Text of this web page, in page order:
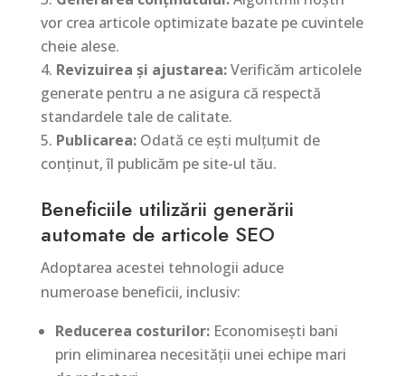
vor crea articole optimizate bazate pe cuvintele
cheie alese.
Revizuirea și ajustarea:Verificăm articolele
generate pentru a ne asigura că respectă
standardele tale de calitate.
Publicarea:Odată ce ești mulțumit de
conținut, îl publicăm pe site-ul tău.
Beneficiile utilizării generării
automate de articole SEO
Adoptarea acestei tehnologii aduce
numeroase beneficii, inclusiv:
Reducerea costurilor:Economisești bani
prin eliminarea necesității unei echipe mari